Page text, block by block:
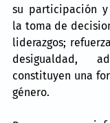
su participación
la toma de
liderazgos;
desigualdad,
constituyen una
género.